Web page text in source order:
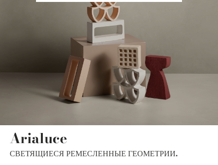
Arialuce
СВЕТЯЩИЕСЯ РЕМЕСЛЕННЫЕ ГЕОМЕТРИИ.